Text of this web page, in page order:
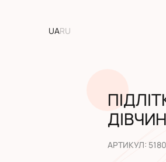
UARU
АРТИКУЛ: